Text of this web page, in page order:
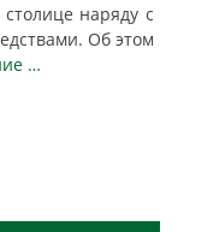
наряду с
Об этом
…